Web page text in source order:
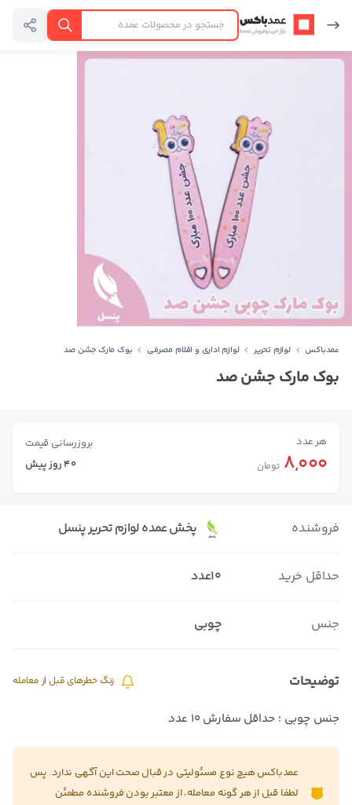
عمدباکس — بازگشت به صفحه اصلی
جستجو
عمدباکس لوازم تحریر لوازم اداری و اقلام مصرفی بوک مارک جشن صد
بوک مارک جشن صد
هر عدد بروزرسانی قیمت
8,000 تومان 40 روز پیش
فروشنده پخش عمده لوازم تحریر پنسل
حداقل خرید 10عدد
جنس چوبی
توضیحات زنگ خطرهای قبل از معامله
جنس چوبی ؛ حداقل سفارش 10 عدد
عمدباکس هیچ نوع مسئولیتی در قبال صحت این آگهی ندارد. پس
لطفا قبل از هر گونه معامله، از معتبر بودن فروشنده مطمئن